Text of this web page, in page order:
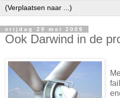
vrijdag 29 mei 2009
Ook Darwind in de